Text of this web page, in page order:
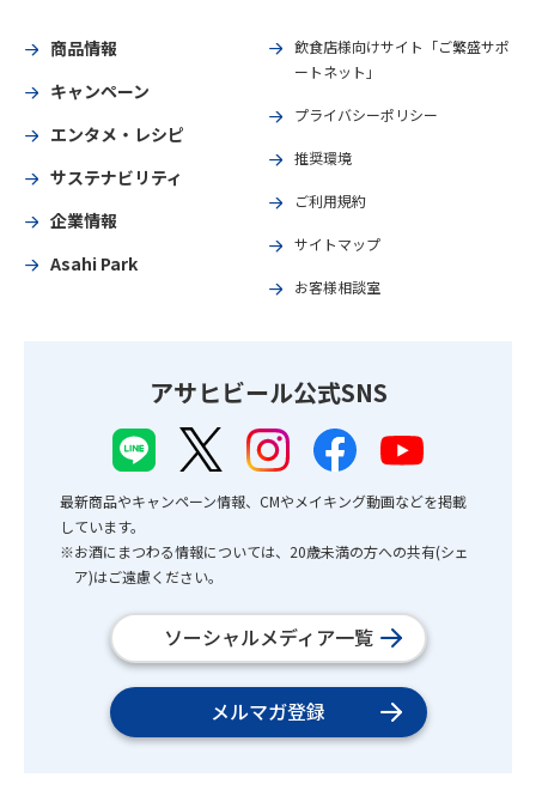
商品情報
キャンペーン
エンタメ・レシピ
サステナビリティ
企業情報
Asahi Park
飲食店様向けサイト「ご繁盛サポ
ートネット」
プライバシーポリシー
推奨環境
ご利用規約
サイトマップ
お客様相談室
アサヒビール公式SNS
最新商品やキャンペーン情報、CMやメイキング動画などを掲載
しています。
※お酒にまつわる情報については、20歳未満の方への共有(シェ
ア)はご遠慮ください。
ソーシャルメディア一覧
メルマガ登録